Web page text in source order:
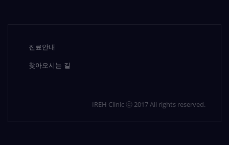
진료안내
찾아오시는 길
IREH Clinic ⓒ 2017 All rights reserved.